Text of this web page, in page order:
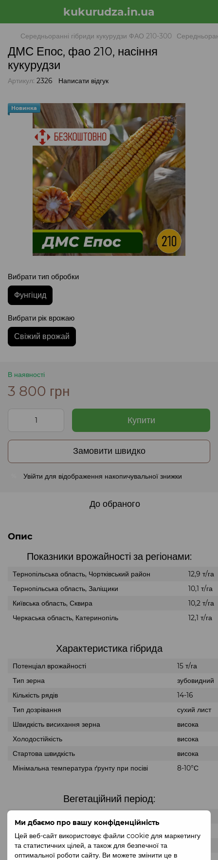
Ми дбаємо про вашу конфіденційність
Цей веб-сайт використовує файли cookie для маркетингу
та статистичних цілей, а також для безпечної та
оптимальної роботи сайту. Ви можете змінити це в
kukurudza.in.ua
Середньоранні гібриди кукурудзи ФАО 210-300
ДМС Епос, фао 210, насіння
кукурудзи
Артикул: 2326 Написати відгук
Новинка
Вибрати тип обробки
Фунгіцид
Вибрати рік врожаю
Свіжий врожай
В наявності
3 800 грн
Купити
Замовити швидко
Увійти для відображення накопичувальної знижки
До обраного
Опис
Показники врожайності за регіонами:
Тернопільська область, Чортківський район
12,9 т/га
Тернопільська область, Заліщики
10,1 т/га
Київська область, Сквира
10,2 т/га
Черкаська область, Катеринопіль
12,1 т/га
Характеристика гібрида
Потенціал врожайності
15 т/га
Тип зерна
зубовидний
Кількість рядів
14-16
Тип дозрівання
сухий лист
Швидкість висихання зерна
висока
Холодостійкість
висока
Стартова швидкість
висока
Мінімальна температура ґрунту при посіві
8-10°С
Вегетаційний період:
Полісся
112 днів